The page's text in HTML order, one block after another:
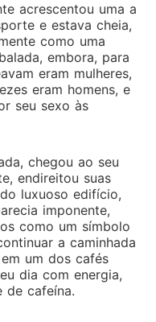
acrescentou uma a
e estava cheia,
como uma
embora, para
eram mulheres,
eram homens, e
seu sexo às
chegou ao seu
endireitou suas
luxuoso edifício,
imponente,
como um símbolo
a caminhada
um dos cafés
dia com energia,
de cafeína.